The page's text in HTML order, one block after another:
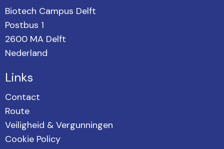
Biotech Campus Delft
Postbus 1
2600 MA Delft
Nederland
Links
Contact
Route
Veiligheid & Vergunningen
Cookie Policy